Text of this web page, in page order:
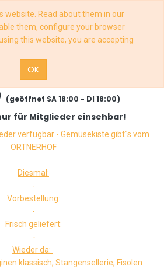
website. Read about them in our
them, configure your browser
this website, you are accepting
OK
(geöffnet SA 18:00 - DI 18:00)
für Mitglieder einsehbar!
verfügbar - Gemüsekiste gibt´s vom
ORTNERHOF
Diesmal:
-
Vorbestellung:
-
Frisch geliefert:
-
Wieder da:
klassisch, Stangensellerie, Fisolen